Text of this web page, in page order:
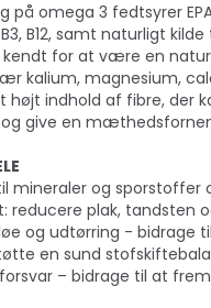
på omega 3 fedtsyrer
B12, samt naturligt
kendt for at være en
kalium, magnesium,
højt indhold af fibre, der
give en
mineraler og sporstoffer
reducere plak, tandsten
og udtørring - bidrage
en sund
– bidrage til at